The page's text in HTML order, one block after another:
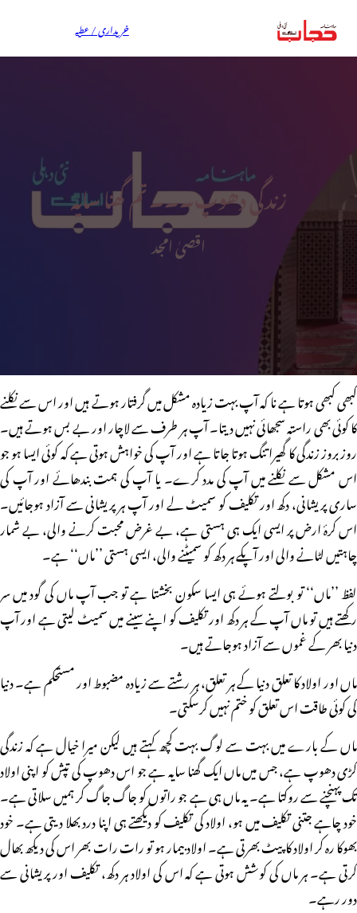
خریداری / عطیہ
زندگی دھوپ۔۔۔ تم گھنا سایہ
اقصیٰ امجد
کبھی کبھی ہوتا ہے نا کہ آپ بہت زیادہ مشکل میں گرفتار ہوتے ہیں اور اس سے نکلنے
کا کوئی بھی راستہ سجھائی نہیں دیتا۔ آپ ہر طرف سے لاچار اور بے بس ہوتے ہیں۔
روز بروز زندگی کا گھیرا تنگ ہوتا جاتا ہے اور آپ کی خواہش ہوتی ہے کہ کوئی ایسا ہو جو
اس مشکل سے نکلنے میں آپ کی مدد کرے۔ یا آپ کی ہمت بندھائے اور آپ کی
ساری پریشانی، دکھ اور تکلیف کو سمیٹ لے اور آپ ہر پریشانی سے آزاد ہوجائیں۔
اس کرۂ ارض پر ایسی ایک ہی ہستی ہے، بے غرض محبت کرنے والی، بے شمار
چاہتیں لٹانے والی اور آپکے ہر دکھ کو سمیٹنے والی، ایسی ہستی ’’ماں‘‘ ہے۔
لفظ ’’ماں‘‘ تو بولتے ہوئے ہی ایسا سکون بخشتا ہے تو جب آپ ماں کی گود میں سر
رکھتے ہیں تو ماں آپ کے ہر دکھ اور تکلیف کو اپنے سینے میں سمیٹ لیتی ہے اور آپ
دنیا بھر کے غموں سے آزاد ہوجاتے ہیں۔
ماں اور اولاد کا تعلق دنیا کے ہر تعلق، ہر رشتے سے زیادہ مضبوط اور مستحکم ہے۔ دنیا
کی کوئی طاقت اس تعلق کو ختم نہیں کرسکتی۔
ماں کے بارے میں بہت سے لوگ بہت کچھ کہتے ہیں لیکن میرا خیال ہے کہ زندگی
کڑی دھوپ ہے، جس میں ماں ایک گھنا سایہ ہے جو اس دھوپ کی تپش کو اپنی اولاد
تک پہنچنے سے روکتا ہے۔ یہ ماں ہی ہے جو راتوں کو جاگ جاگ کر ہمیں سلاتی ہے۔
خود چاہے جتنی تکلیف میں ہو، اولاد کی تکلیف کو دیکھتے ہی اپنا درد بھلا دیتی ہے۔ خود
بھوکا رہ کر اولاد کا پیٹ بھرتی ہے۔ اولاد بیمار ہو تو رات رات بھر اس کی دیکھ بھال
کرتی ہے۔ ہر ماں کی کوشش ہوتی ہے کہ اس کی اولاد ہر دکھ، تکلیف اور پریشانی سے
دور رہے۔